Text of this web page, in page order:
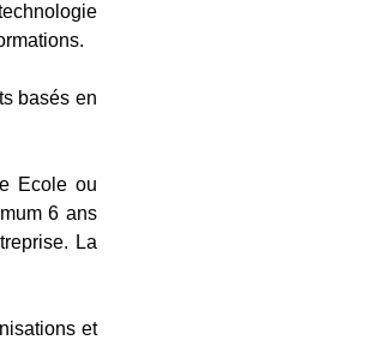
basés en
Ecole ou
6 ans
La
et